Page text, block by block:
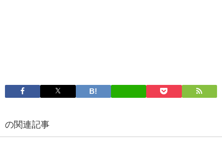
の関連記事